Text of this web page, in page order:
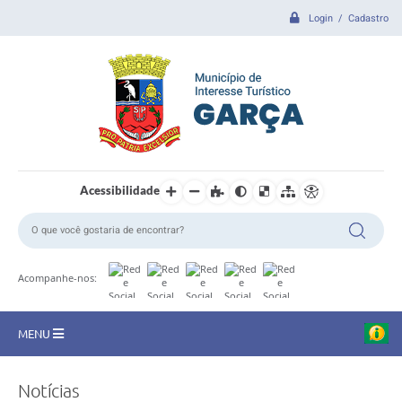
Login / Cadastro
Acessibilidade
Acompanhe-nos:
MENU
CIDADE
Notícias